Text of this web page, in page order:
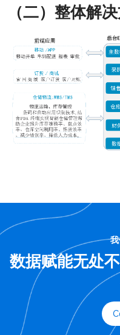
（二）整体解
数据赋能无处